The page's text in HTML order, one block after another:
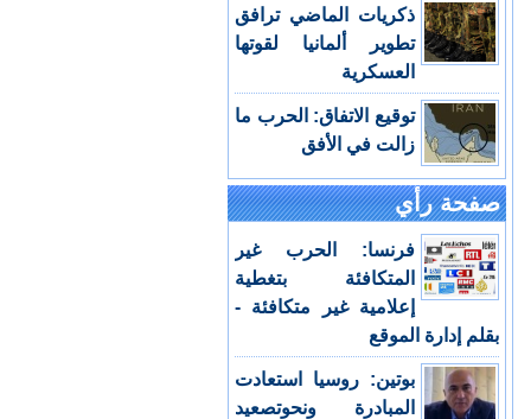
ذكريات الماضي ترافق
تطوير ألمانيا لقوتها
العسكرية
توقيع الاتفاق: الحرب ما
زالت في الأفق
صفحة رأي
فرنسا: الحرب غير
المتكافئة بتغطية
إعلامية غير متكافئة -
بقلم إدارة الموقع
بوتين: روسيا استعادت
المبادرة ونحوتصعيد